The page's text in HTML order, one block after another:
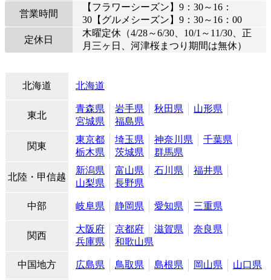
営業時間
【フラワーシーズン】9：30～16：
30【グルメシーズン】9：30～16：00
定休日
木曜定休（4/28～6/30、10/1～11/30、正
月三ヶ日、河津桜まつり期間は無休）
北海道 北海道
東北
青森県 岩手県 秋田県
山形県
宮城県
福島県
関東
東京都 埼玉県 神奈川県
千葉県
栃木県
茨城県 群馬県
北陸・甲信越
新潟県 富山県 石川県
福井県
山梨県
長野県
中部 岐阜県 静岡県 愛知県 三重県
関西
大阪府 京都府 滋賀県
奈良県
兵庫県
和歌山県
中国地方 広島県 鳥取県 島根県 岡山県 山口県